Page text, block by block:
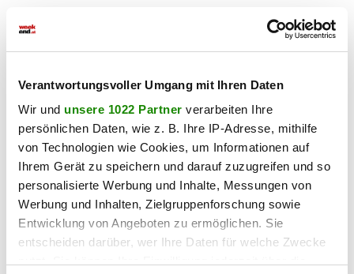
Verantwortungsvoller Umgang mit Ihren Daten
Wir und unsere 1022 Partner verarbeiten Ihre
persönlichen Daten, wie z. B. Ihre IP-Adresse, mithilfe
von Technologien wie Cookies, um Informationen auf
Ihrem Gerät zu speichern und darauf zuzugreifen und so
personalisierte Werbung und Inhalte, Messungen von
Werbung und Inhalten, Zielgruppenforschung sowie
Entwicklung von Angeboten zu ermöglichen. Sie
entscheiden darüber, wer Ihre Daten für welche Zwecke
billig. Immer wieder steigen die
man beim Hausbau sparen kann.
wohnen